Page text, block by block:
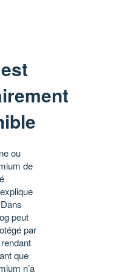
ou
de
peut
par
que
n’a